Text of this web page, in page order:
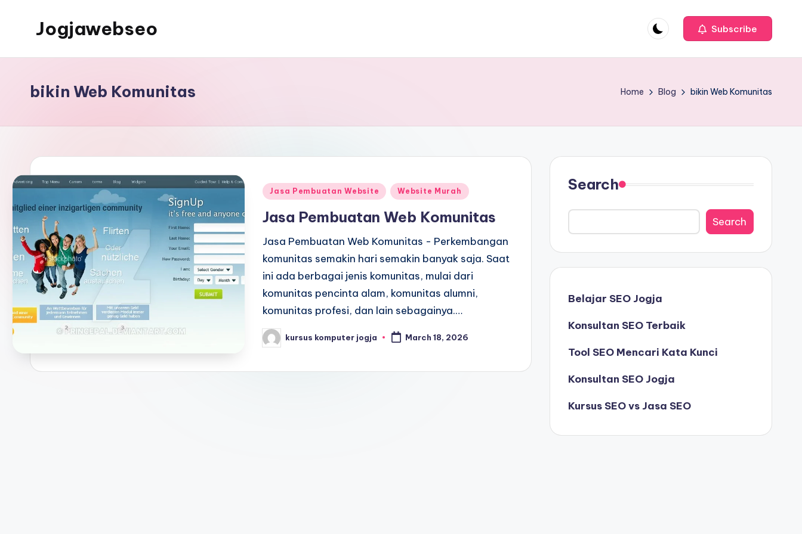
Jogjawebseo Subscribe
bikin Web Komunitas Home Blog bikin Web Komunitas
Jasa Pembuatan Website Website Murah
Jasa Pembuatan Web Komunitas
Jasa Pembuatan Web Komunitas - Perkembangan
komunitas semakin hari semakin banyak saja. Saat
ini ada berbagai jenis komunitas, mulai dari
komunitas pencinta alam, komunitas alumni,
komunitas profesi, dan lain sebagainya.…
kursus komputer jogja March 18, 2026
Search
Search
Belajar SEO Jogja
Konsultan SEO Terbaik
Tool SEO Mencari Kata Kunci
Konsultan SEO Jogja
Kursus SEO vs Jasa SEO